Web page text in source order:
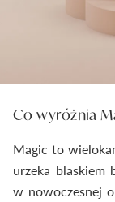
Co wyróżnia
Magic to
urzeka blaskiem
w nowoczesnej